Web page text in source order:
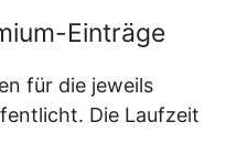
Einträge
für die jeweils
Die Laufzeit